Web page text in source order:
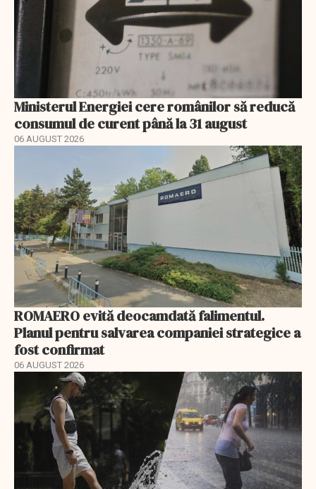
Ministerul Energiei cere românilor să reducă
consumul de curent până la 31 august
06 AUGUST 2026
ROMAERO evită deocamdată falimentul.
Planul pentru salvarea companiei strategice a
fost confirmat
06 AUGUST 2026